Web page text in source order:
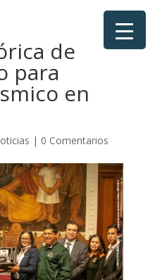
de
para
en
| 0 Comentarios